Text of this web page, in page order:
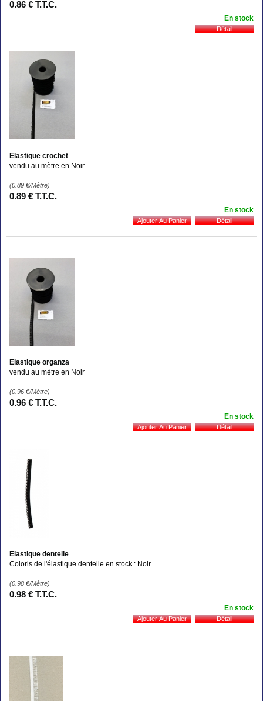
0.86 € T.T.C.
En stock
Elastique crochet
vendu au mètre en Noir
(0.89 €/Mètre)
0.89 € T.T.C.
En stock
Elastique organza
vendu au mètre en Noir
(0.96 €/Mètre)
0.96 € T.T.C.
En stock
Elastique dentelle
Coloris de l'élastique dentelle en stock : Noir
(0.98 €/Mètre)
0.98 € T.T.C.
En stock